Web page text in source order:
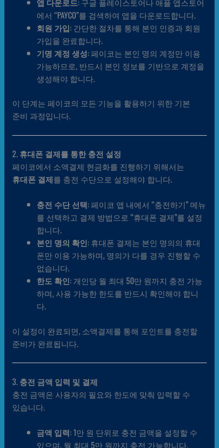
에서 “PAYCO”를 검색하여 앱을 다운로드합니다.
회원 가입: 간단한 절차를 통해 본인 인증과 회원
가입을 완료합니다.
기명 계정 생성: 페이코는 본인 명의 계정만 이용
가능하므로, 반드시 본인 정보를 기반으로 계정을
생성해야 합니다.
이 단계는 페이코의 모든 기능을 활용하기 위한 기본
준비 과정입니다.
2. 휴대폰 결제를 통한 충전 설정
페이코에서 소액결제 현금화를 진행하기 위해서는
휴대폰 결제를 충전 수단으로 설정해야 합니다.
충전 수단 선택: 페이코 앱 내에서 “충전하기” 메뉴
를 선택하고 결제 방법으로 “휴대폰 결제”를 설정
합니다.
본인 명의 확인: 휴대폰 결제는 본인 명의의 휴대
폰만 이용 가능하며, 명의가 다를 경우 진행할 수
없습니다.
한도 확인: 개인당 월 최대 50만 원까지 충전 가능
하며, 사용 가능한 한도를 반드시 확인해야 합니
다.
이 설정이 완료되면, 소액결제를 통해 포인트를 충전할
준비가 완료됩니다.
3. 충전 금액 입력 및 결제
충전 금액은 사용자의 필요와 한도에 맞춰 입력할 수
있습니다.
금액 입력: 1만 원 단위로 충전 금액을 설정할 수
있으며, 월 최대 5만 원까지 충전 가능합니다.